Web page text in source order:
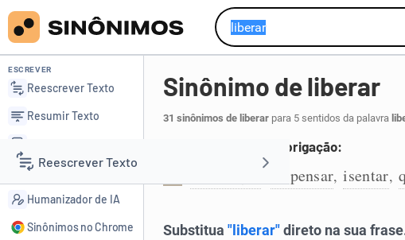
Reescrever Texto
Resumir Texto
ESCREVER
Reescrever Texto
Resumir Texto
Detector de IA
Humanizador de IA
Sinônimos no Chrome
Sinônimo de liberar
31 sinônimos de liberarpara 5 sentidos da palavra
Desobrigar de uma obrigação:
dispensar, isentar,